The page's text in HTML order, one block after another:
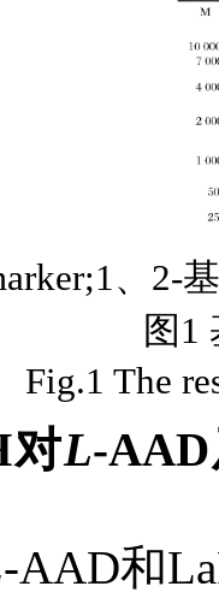
、2-
图1
Fig.1 The
对L-
-AAD和